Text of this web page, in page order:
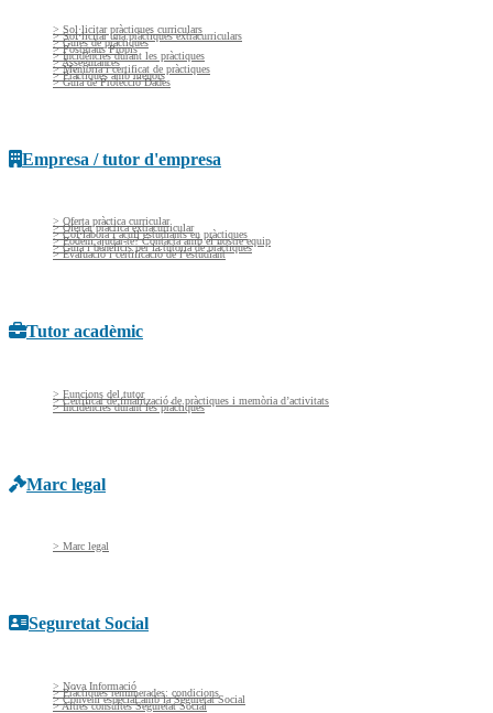
> Sol·licitar pràctiques curriculars
> Sol·licitar una pràctiques extracurriculars
> Guies de pràctiques
> Postgraus Propis
> Incidències durant les pràctiques
> Assegurances
> Memòria i certificat de pràctiques
> Pràctiques amb menors
> Guía de Protecció Dades
Empresa / tutor d'empresa
> Oferta pràctica curricular
> Ofertar pràctica extracurricular
> Col·labora i acull estudiants en pràctiques
> Podem ajudar-te? Contacta amb el nostre equip
> Guia i beneficis per la tutoria de pràctiques
> Evaluació i certificació de l’estudiant
Tutor acadèmic
> Funcions del tutor
> Certificat de finalització de pràctiques i memòria d’activitats
> Incidències durant les pràctiques
Marc legal
> Marc legal
Seguretat Social
> Nova Informació
> Pràctiques remunerades: condicions
> Conveni especial amb la Seguretat Social
> Altres consultes Seguretat Social